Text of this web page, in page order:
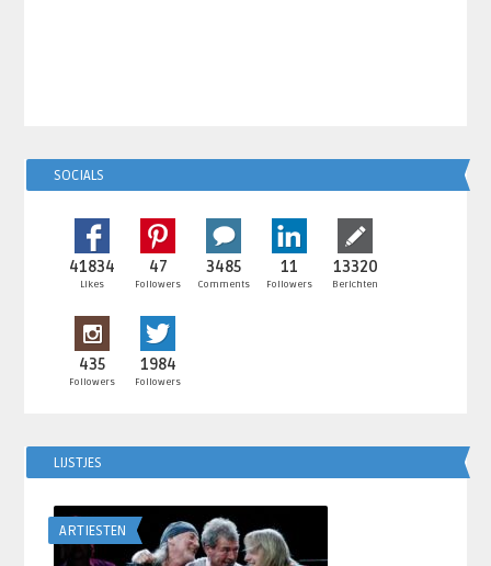
SOCIALS
41834
Likes
47
Followers
3485
Comments
11
Followers
13320
Berichten
435
Followers
1984
Followers
LIJSTJES
ARTIESTEN